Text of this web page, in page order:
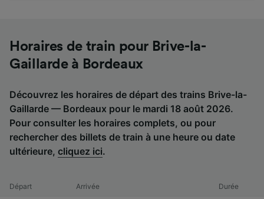
Horaires de train pour Brive-la-
Gaillarde à Bordeaux
Découvrez les horaires de départ des trains Brive-la-
Gaillarde — Bordeaux pour le mardi 18 août 2026.
Pour consulter les horaires complets, ou pour
rechercher des billets de train à une heure ou date
ultérieure, cliquez ici.
Départ Arrivée Durée